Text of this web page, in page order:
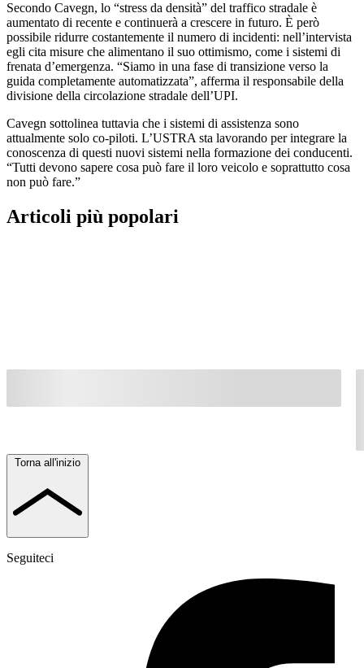
Secondo Cavegn, lo “stress da densità” del traffico stradale è
aumentato di recente e continuerà a crescere in futuro. È però
possibile ridurre costantemente il numero di incidenti: nell’intervista
egli cita misure che alimentano il suo ottimismo, come i sistemi di
frenata d’emergenza. “Siamo in una fase di transizione verso la
guida completamente automatizzata”, afferma il responsabile della
divisione della circolazione stradale dell’UPI.
Cavegn sottolinea tuttavia che i sistemi di assistenza sono
attualmente solo co-piloti. L’USTRA sta lavorando per integrare la
conoscenza di questi nuovi sistemi nella formazione dei conducenti.
“Tutti devono sapere cosa può fare il loro veicolo e soprattutto cosa
non può fare.”
Articoli più popolari
Torna all'inizio
Seguiteci